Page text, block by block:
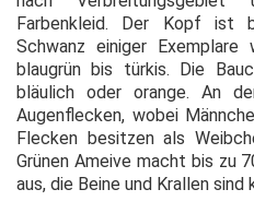
Farbenkleid. Der Kopf ist
Schwanz einiger
blaugrün bis türkis. Die
bläulich oder orange. An
Augenflecken, wobei
Flecken besitzen als
Grünen Ameive macht bis zu
aus, die Beine und Krallen sind